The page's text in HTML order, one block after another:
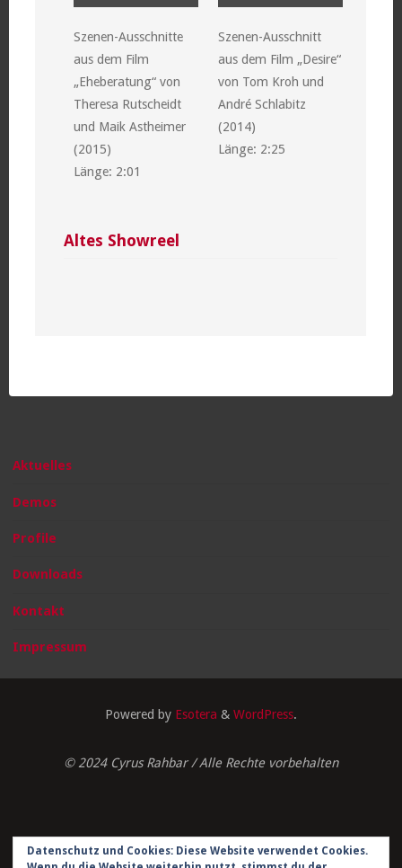
Szenen-Ausschnitte
aus dem Film
„Eheberatung“ von
Theresa Rutscheidt
und Maik Astheimer
(2015)
Länge: 2:01
Szenen-Ausschnitt
aus dem Film „Desire“
von Tom Kroh und
André Schlabitz
(2014)
Länge: 2:25
Altes Showreel
Aktuelles
Demos
Profile
Downloads
Kontakt
Impressum
Powered by Esotera & WordPress.
© 2024 Cyrus Rahbar / Alle Rechte vorbehalten
Impressum
Datenschutz und Cookies: Diese Website verwendet Cookies.